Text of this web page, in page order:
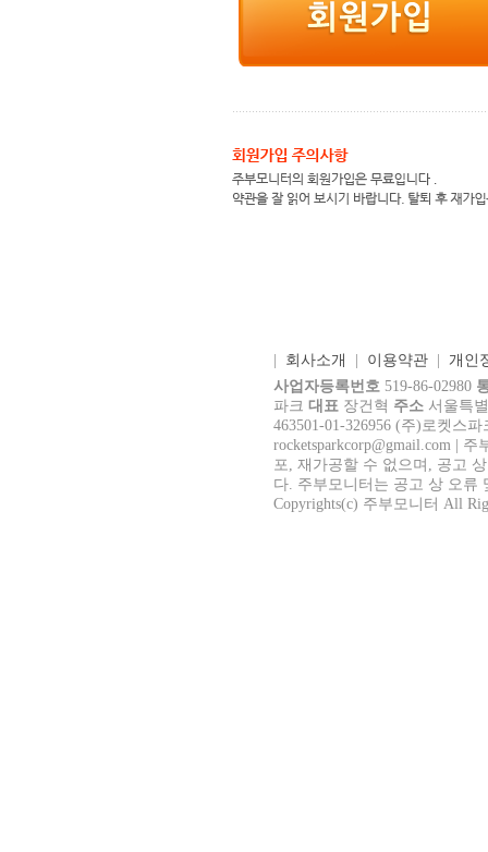
회사소개 이용약관| 개인
사업자등록번호519-86-02980
파크 대표 장건혁 주소 서울특
463501-01-326956 (주)로켓스
rocketsparkcorp@gmail.com
|
포, 재가공할 수 없으며, 공고
다. 주부모니터는 공고 상 오류
Copyrights(c) 주부모니터 All